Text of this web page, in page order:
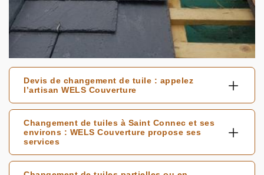
Devis de changement de tuile : appelez
l’artisan WELS Couverture
Changement de tuiles à Saint Connec et ses
environs : WELS Couverture propose ses
services